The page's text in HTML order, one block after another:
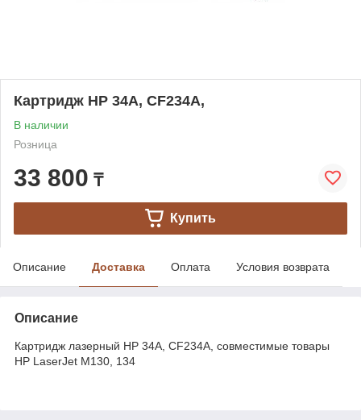
Картридж HP 34A, CF234A,
В наличии
Розница
33 800 ₸
Купить
Описание Доставка Оплата Условия возврата
Описание
Картридж лазерный HP 34A, CF234A, совместимые товары
HP LaserJet M130, 134